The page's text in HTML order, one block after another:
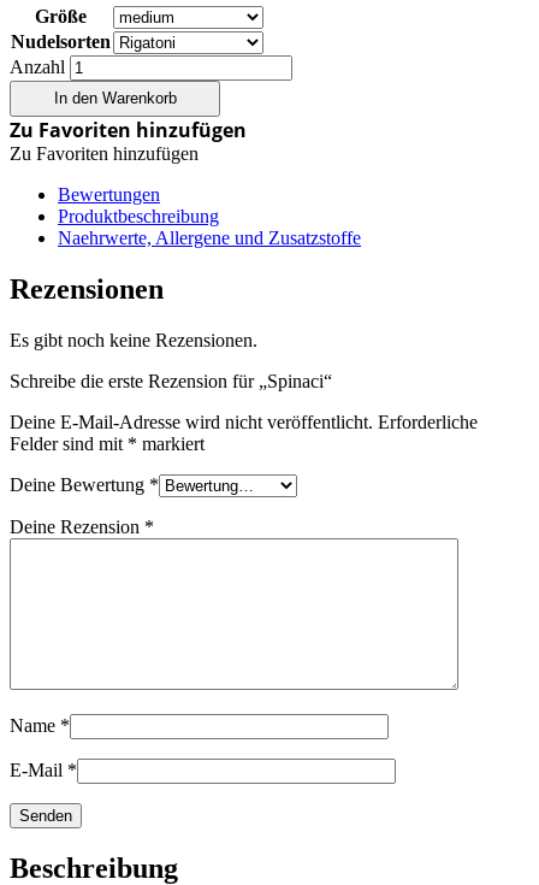
Größe
Nudelsorten
Anzahl
In den Warenkorb
Zu Favoriten hinzufügen
Zu Favoriten hinzufügen
Bewertungen
Produktbeschreibung
Naehrwerte, Allergene und Zusatzstoffe
Rezensionen
Es gibt noch keine Rezensionen.
Schreibe die erste Rezension für „Spinaci“
Deine E-Mail-Adresse wird nicht veröffentlicht. Erforderliche
Felder sind mit * markiert
Deine Bewertung *
Deine Rezension *
Name *
E-Mail *
Beschreibung